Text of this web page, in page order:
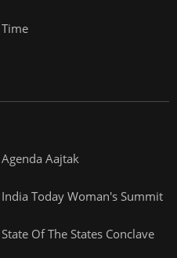
Time
Agenda Aajtak
India Today Woman's Summit
State Of The States Conclave